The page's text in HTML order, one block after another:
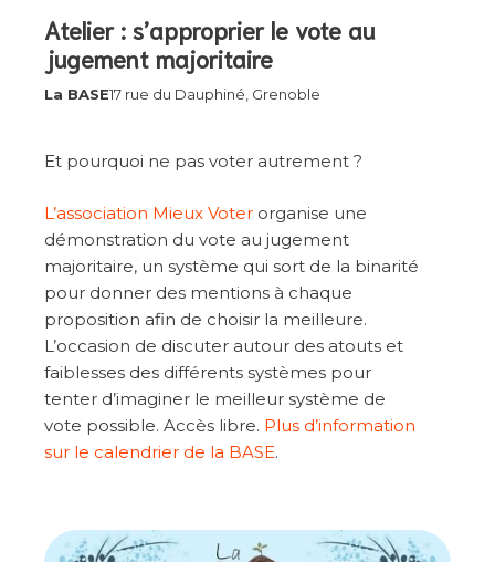
Atelier : s’approprier le vote au
jugement majoritaire
La BASE17 rue du Dauphiné, Grenoble
Et pourquoi ne pas voter autrement ?
L’association Mieux Voter organise une
démonstration du vote au jugement
majoritaire, un système qui sort de la binarité
pour donner des mentions à chaque
proposition afin de choisir la meilleure.
L’occasion de discuter autour des atouts et
faiblesses des différents systèmes pour
tenter d’imaginer le meilleur système de
vote possible. Accès libre. Plus d’information
sur le calendrier de la BASE.